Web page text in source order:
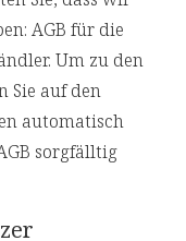
AGB für die
Um zu den
Sie auf den
automatisch
sorgfälltig